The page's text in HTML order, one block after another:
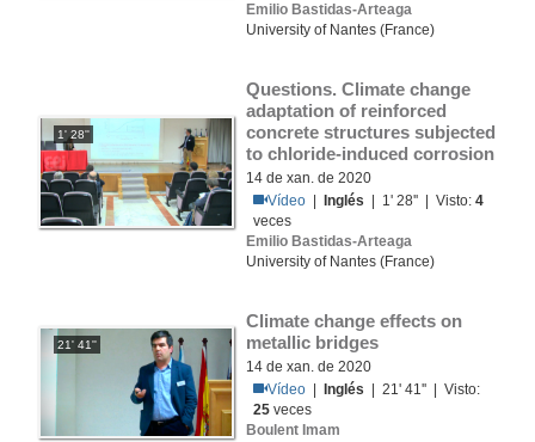
Emilio Bastidas-Arteaga
University of Nantes (France)
1' 28''
Questions. Climate change
adaptation of reinforced
concrete structures subjected
to chloride-induced corrosion
14 de xan. de 2020
Vídeo
Inglés | 1' 28'' | Visto:4
veces
Emilio Bastidas-Arteaga
University of Nantes (France)
21' 41''
Climate change effects on
metallic bridges
14 de xan. de 2020
Vídeo
Inglés | 21' 41'' | Visto:
25 veces
Boulent Imam